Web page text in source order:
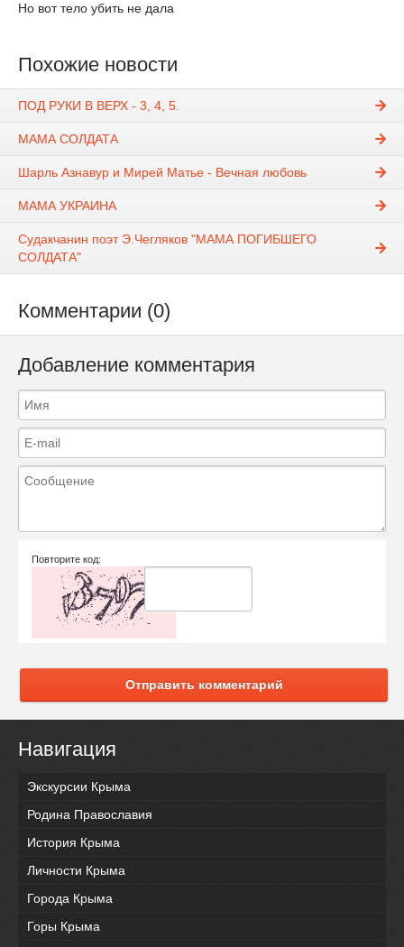
Но вот тело убить не дала
Похожие новости
ПОД РУКИ В ВЕРХ - 3, 4, 5.
МАМА СОЛДАТА
Шарль Азнавур и Мирей Матье - Вечная любовь
МАМА УКРАИНА
Судакчанин поэт Э.Чегляков "МАМА ПОГИБШЕГО
СОЛДАТА"
Комментарии (0)
Добавление комментария
Повторите код:
Отправить комментарий
Навигация
Экскурсии Крыма
Родина Православия
История Крыма
Личности Крыма
Города Крыма
Горы Крыма